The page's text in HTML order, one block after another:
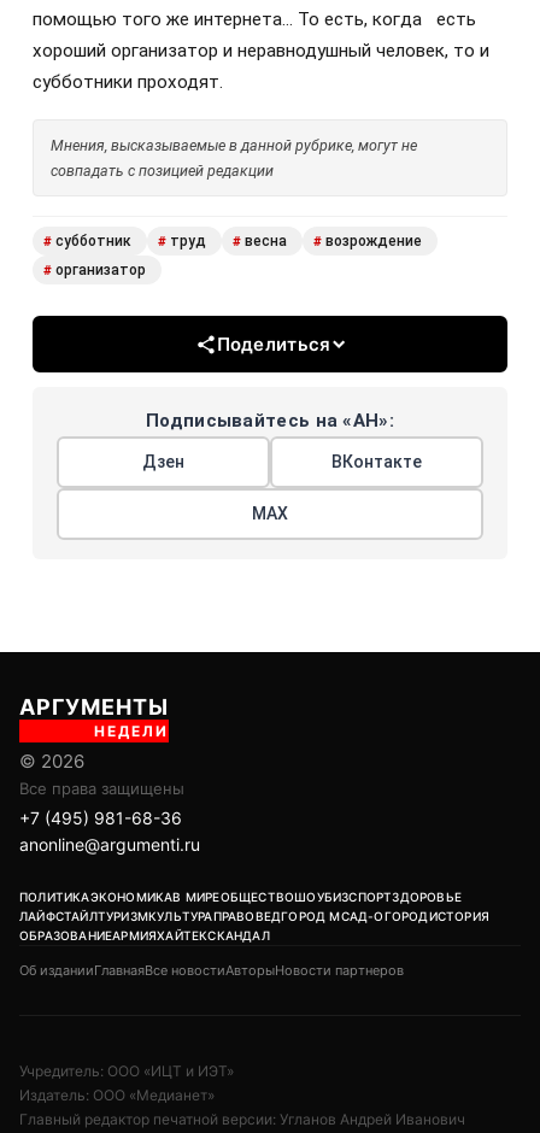
помощью того же интернета… То есть, когда есть
хороший организатор и неравнодушный человек, то и
субботники проходят.
Мнения, высказываемые в данной рубрике, могут не
совпадать с позицией редакции
# субботник # труд # весна # возрождение
# организатор
Поделиться
Подписывайтесь на «АН»:
Дзен ВКонтакте
МАХ
АРГУМЕНТЫ
НЕДЕЛИ
© 2026
Все права защищены
+7 (495) 981-68-36
anonline@argumenti.ru
ПОЛИТИКАЭКОНОМИКАВ МИРЕОБЩЕСТВОШОУБИЗСПОРТЗДОРОВЬЕ
ЛАЙФСТАЙЛТУРИЗМКУЛЬТУРАПРАВОВЕДГОРОД МСАД-ОГОРОДИСТОРИЯ
ОБРАЗОВАНИЕАРМИЯХАЙТЕКСКАНДАЛ
Об изданииГлавнаяВсе новостиАвторыНовости партнеров
Учредитель: ООО «ИЦТ и ИЭТ»
Издатель: ООО «Медианет»
Главный редактор печатной версии: Угланов Андрей Иванович